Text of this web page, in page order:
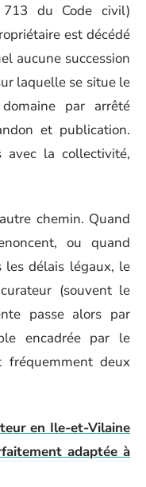
du Code civil)
est décédé
aucune succession
laquelle se situe le
par arrêté
et publication.
avec la collectivité,
chemin. Quand
ou quand
les délais légaux, le
(souvent le
passe alors par
encadrée par le
fréquemment deux
en Ile-et-Vilaine
adaptée à